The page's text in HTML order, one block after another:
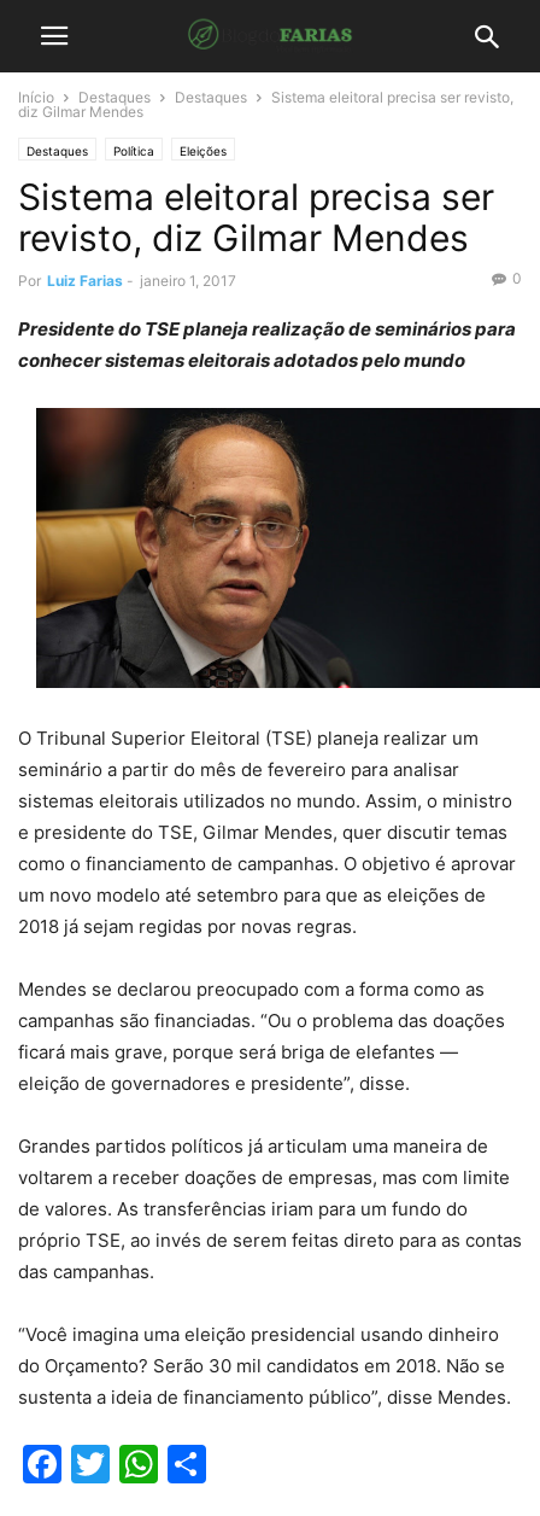
Início Destaques Destaques
Sistema eleitoral precisa ser revisto,
diz Gilmar Mendes
Destaques Política Eleições
Sistema eleitoral precisa ser
revisto, diz Gilmar Mendes
Por Luiz Farias - janeiro 1, 2017 0
Presidente do TSE planeja realização de seminários para
conhecer sistemas eleitorais adotados pelo mundo
O Tribunal Superior Eleitoral (TSE) planeja realizar um
seminário a partir do mês de fevereiro para analisar
sistemas eleitorais utilizados no mundo. Assim, o ministro
e presidente do TSE, Gilmar Mendes, quer discutir temas
como o financiamento de campanhas. O objetivo é aprovar
um novo modelo até setembro para que as eleições de
2018 já sejam regidas por novas regras.
Mendes se declarou preocupado com a forma como as
campanhas são financiadas. “Ou o problema das doações
ficará mais grave, porque será briga de elefantes —
eleição de governadores e presidente”, disse.
Grandes partidos políticos já articulam uma maneira de
voltarem a receber doações de empresas, mas com limite
de valores. As transferências iriam para um fundo do
próprio TSE, ao invés de serem feitas direto para as contas
das campanhas.
“Você imagina uma eleição presidencial usando dinheiro
do Orçamento? Serão 30 mil candidatos em 2018. Não se
sustenta a ideia de financiamento público”, disse Mendes.
Facebook
TwitterWhatsApp